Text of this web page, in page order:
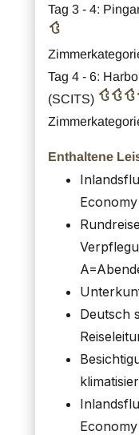
Tag 3 - 4:
Tag 4 - 6:
(SCITS)
Enthaltene
Deutsch